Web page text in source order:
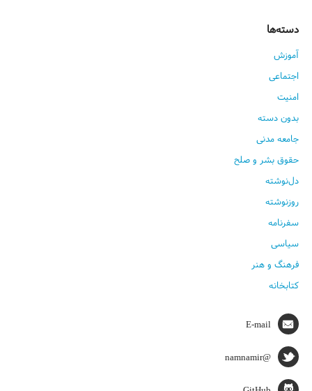
دسته‌ها
آموزش
اجتماعی
امنیت
بدون دسته
جامعه مدنی
حقوق بشر و صلح
دل‌نوشته
روزنوشته
سفرنامه
سیاسی
فرهنگ و هنر
کتابخانه
E-mail
@namnamir